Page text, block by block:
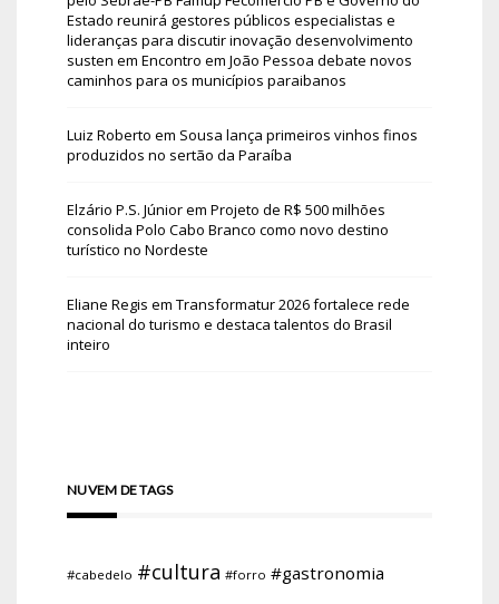
Estado reunirá gestores públicos especialistas e
lideranças para discutir inovação desenvolvimento
susten em Encontro em João Pessoa debate novos
caminhos para os municípios paraibanos
Luiz Roberto em Sousa lança primeiros vinhos finos
produzidos no sertão da Paraíba
Elzário P.S. Júniorem Projeto de R$ 500 milhões
consolida Polo Cabo Branco como novo destino
turístico no Nordeste
Eliane Regis em Transformatur 2026 fortalece rede
nacional do turismo e destaca talentos do Brasil
inteiro
NUVEM DE TAGS
#cabedelo #cultura #forro #gastronomia